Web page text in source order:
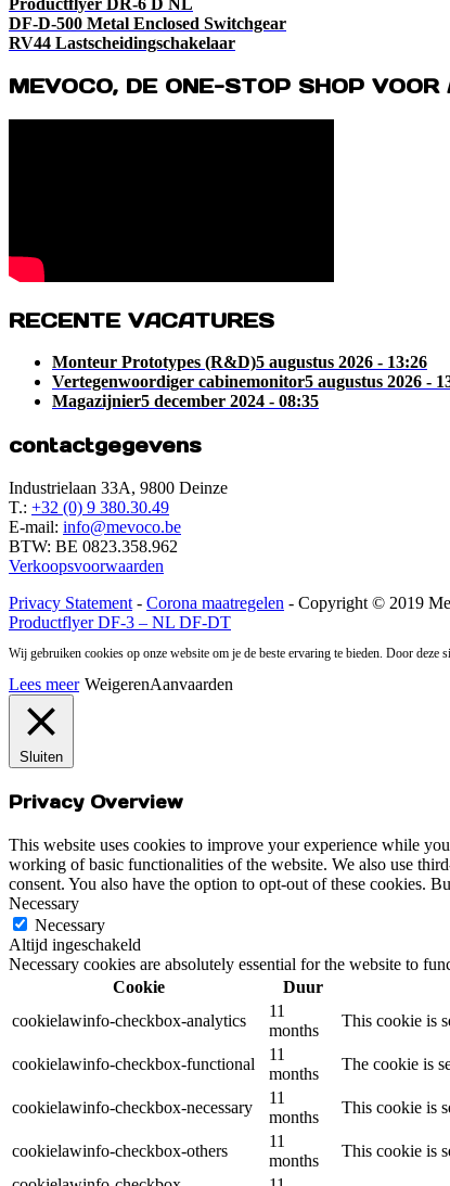
DF-D-500 Metal Enclosed Switchgear
RV44 Lastscheidingschakelaar
MEVOCO, DE ONE-STOP SHOP
RECENTE VACATURES
Monteur Prototypes (R&D)5 augustus 2026 - 13:26
Vertegenwoordiger cabinemonitor5 augustus 2026 -
Magazijnier5 december 2024 - 08:35
contactgegevens
Industrielaan 33A, 9800 Deinze
T.: +32 (0) 9 380.30.49
E-mail: info@mevoco.be
BTW: BE 0823.358.962
Verkoopsvoorwaarden
Privacy Statement - Corona maatregelen - Copyright © 2019
Productflyer DF-3 – NL DF-DT
Wij gebruiken cookies op onze website om je de beste ervaring te bieden. Door deze
Lees meer WeigerenAanvaarden
Sluiten
Privacy Overview
This website uses cookies to improve your experience while
working of basic functionalities of the website. We also use
consent. You also have the option to opt-out of these cookies.
Necessary
Necessary
Altijd ingeschakeld
Necessary cookies are absolutely essential for the website to
Cookie
Duur
cookielawinfo-checkbox-analytics
11
months
This cookie is
cookielawinfo-checkbox-functional
11
months
The cookie is
cookielawinfo-checkbox-necessary
11
months
This cookie is
cookielawinfo-checkbox-others
11
months
This cookie is